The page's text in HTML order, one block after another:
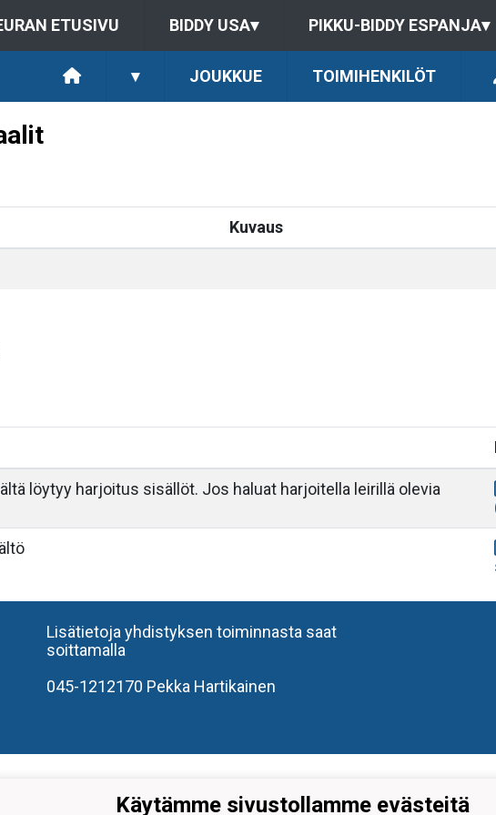
ETUSIVU BIDDY USA▾ PIKKU-BIDDY ESPANJA▾
▾ JOUKKUE TOIMIHENKILÖT
Kuvaus
löytyy harjoitus sisällöt. Jos haluat harjoitella leirillä olevia
Lisätietoja yhdistyksen toiminnasta saat
soittamalla
045-1212170 Pekka Hartikainen
Käytämme sivustollamme evästeitä